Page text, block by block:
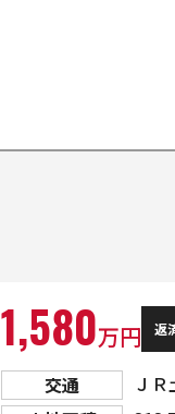
1,580万円 返
交通 Ｊ